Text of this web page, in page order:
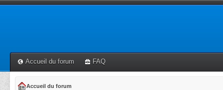
Accueil du forum FAQ
Accueil du forum